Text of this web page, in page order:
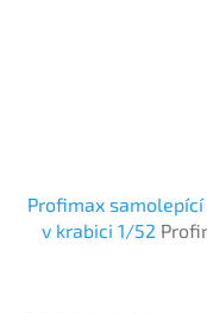
Profimax
v krabici 1/52